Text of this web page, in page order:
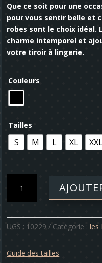
Que ce soit pour une
pour vous sentir belle et
robes sont le choix idéal.
charme intemporel et
votre tiroir à lingerie.
Couleurs
Tailles
S M L XL
Robe
Ava
UGS : 10229 Catégorie :les
Guide des tailles